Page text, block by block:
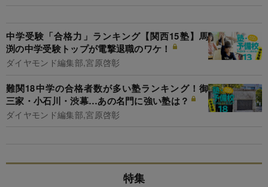
中学受験「合格力」ランキング【関西15塾】馬
渕の中学受験トップが電撃退職のワケ！
ダイヤモンド編集部,宮原啓彰
難関18中学の合格者数が多い塾ランキング！御
三家・小石川・渋幕…あの名門に強い塾は？
ダイヤモンド編集部,宮原啓彰
特集